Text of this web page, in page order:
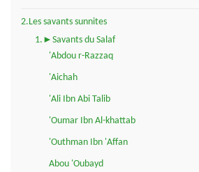
2.Les savants sunnites
1.►Savants du Salaf
'Abdou r-Razzaq
'Aichah
'Ali Ibn Abi Talib
'Oumar Ibn Al-khattab
'Outhman Ibn 'Affan
Abou 'Oubayd